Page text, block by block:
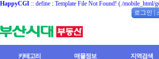
HappyCGI :: define : Template File Not Found! (./mobile_html/
로그인
카테고리 매물정보 지역검색